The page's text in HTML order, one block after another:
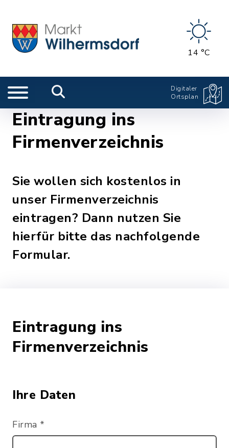
14 °C
Digitaler
Ortsplan
Eintragung ins
Firmenverzeichnis
Sie wollen sich kostenlos in
unser Firmenverzeichnis
eintragen? Dann nutzen Sie
hierfür bitte das nachfolgende
Formular.
Eintragung ins
Firmenverzeichnis
Ihre Daten
Firma *